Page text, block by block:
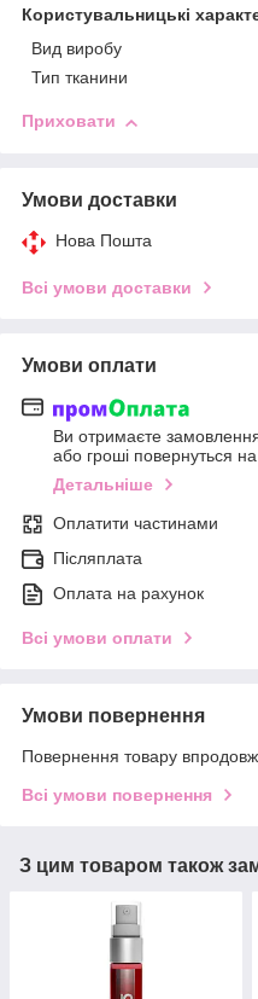
Користувальницькі
Вид виробу
Тип тканини
Приховати
Умови доставки
Нова Пошта
Всі умови доставки
Умови оплати
Ви отримаєте
або гроші повернуться
Детальніше
Оплатити частинами
Післяплата
Оплата на рахунок
Всі умови оплати
Умови повернення
Повернення товару
Всі умови повернення
З цим товаром також